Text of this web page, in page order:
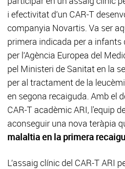
i efectivitat d’un CAR-T
companyia Novartis. Va ser
primera indicada per a infants
per l’Agència Europea del
pel Ministeri de Sanitat en la
per al tractament de la
en segona recaiguda. Amb el
CAR-T acadèmic ARI, l'equip
aconseguir una nova teràpia
malaltia en la primera
L’assaig clínic del CAR-T ARI